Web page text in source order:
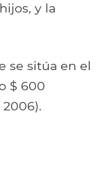
y la
se sitúa en el
$ 600